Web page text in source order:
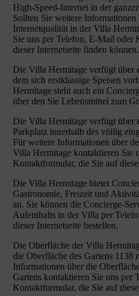
High-Speed-Internet in der
Sollten Sie weitere
Internetqualität in der Villa
Sie uns per Telefon, E-Mail oder
dieser Internetseite finden können.
Die Villa Hermitage verfügt über
dem sich erstklassige Speisen
Hermitage steht auch ein
über den Sie Lebensmittel zum
Die Villa Hermitage verfügt über
Parkplatz innerhalb des völlig
Für weitere Informationen über
Villa Hermitage kontaktieren Sie
Kontaktformular, die Sie auf
Die Villa Hermitage bietet
Gastronomie, Freizeit und
an. Sie können die Concierge-
Aufenthalts in der Villa per
dieser Internetseite bestellen.
Die Oberfläche der Villa
die Oberfläche des Gartens 1138
Informationen über die
Gartens kontaktieren Sie uns per
Kontaktformular, die Sie auf